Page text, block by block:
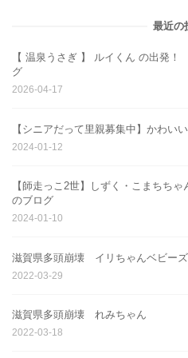
最近の
【 温泉うさぎ 】 ルイくん の出発
グ
2026-04-17
【シニアだって里親募集中】かわ
2024-01-12
【師走っこ2世】しずく・こまちち
のブログ
2024-01-10
滋賀県多頭崩壊 イリちゃんベビーズ
2022-03-29
滋賀県多頭崩壊 れみちゃん
2022-03-18